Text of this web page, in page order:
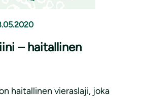
– haitallinen
haitallinen vieraslaji, joka